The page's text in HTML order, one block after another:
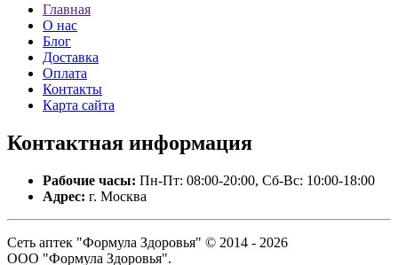
Главная
О нас
Блог
Доставка
Оплата
Контакты
Карта сайта
Контактная информация
Рабочие часы: Пн-Пт: 08:00-20:00, Сб-Вс: 10:00-18:00
Адрес: г. Москва
Сеть аптек "Формула Здоровья" © 2014 - 2026
ООО "Формула Здоровья".